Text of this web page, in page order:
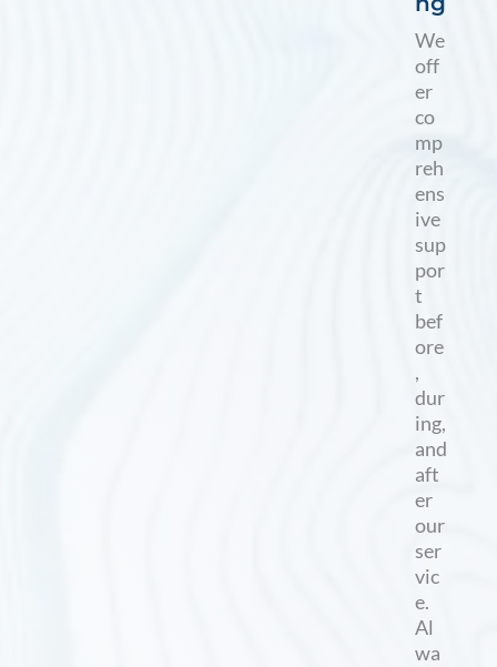
We
off
er
co
mp
reh
ens
ive
sup
por
t
bef
ore
,
dur
ing,
and
aft
er
our
ser
vic
e.
Al
wa